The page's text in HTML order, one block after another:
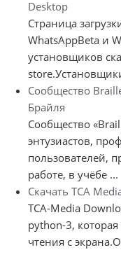
Desktop
Страница
WhatsAppBeta и
установщиков
Сообщество
Брайля
Сообщество
энтузиастов,
пользователей,
работе, в учёбе ...
Скачать TCA
TCA-Media
python-3,
чтения с